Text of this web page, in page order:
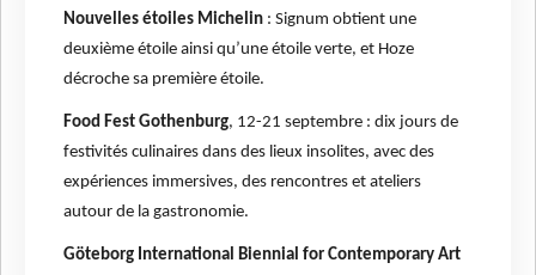
Nouvelles étoiles Michelin : Signum obtient une
deuxième étoile ainsi qu’une étoile verte, et Hoze
décroche sa première étoile.
Food Fest Gothenburg, 12-21 septembre : dix jours de
festivités culinaires dans des lieux insolites, avec des
expériences immersives, des rencontres et ateliers
autour de la gastronomie.
Göteborg International Biennial for Contemporary Art